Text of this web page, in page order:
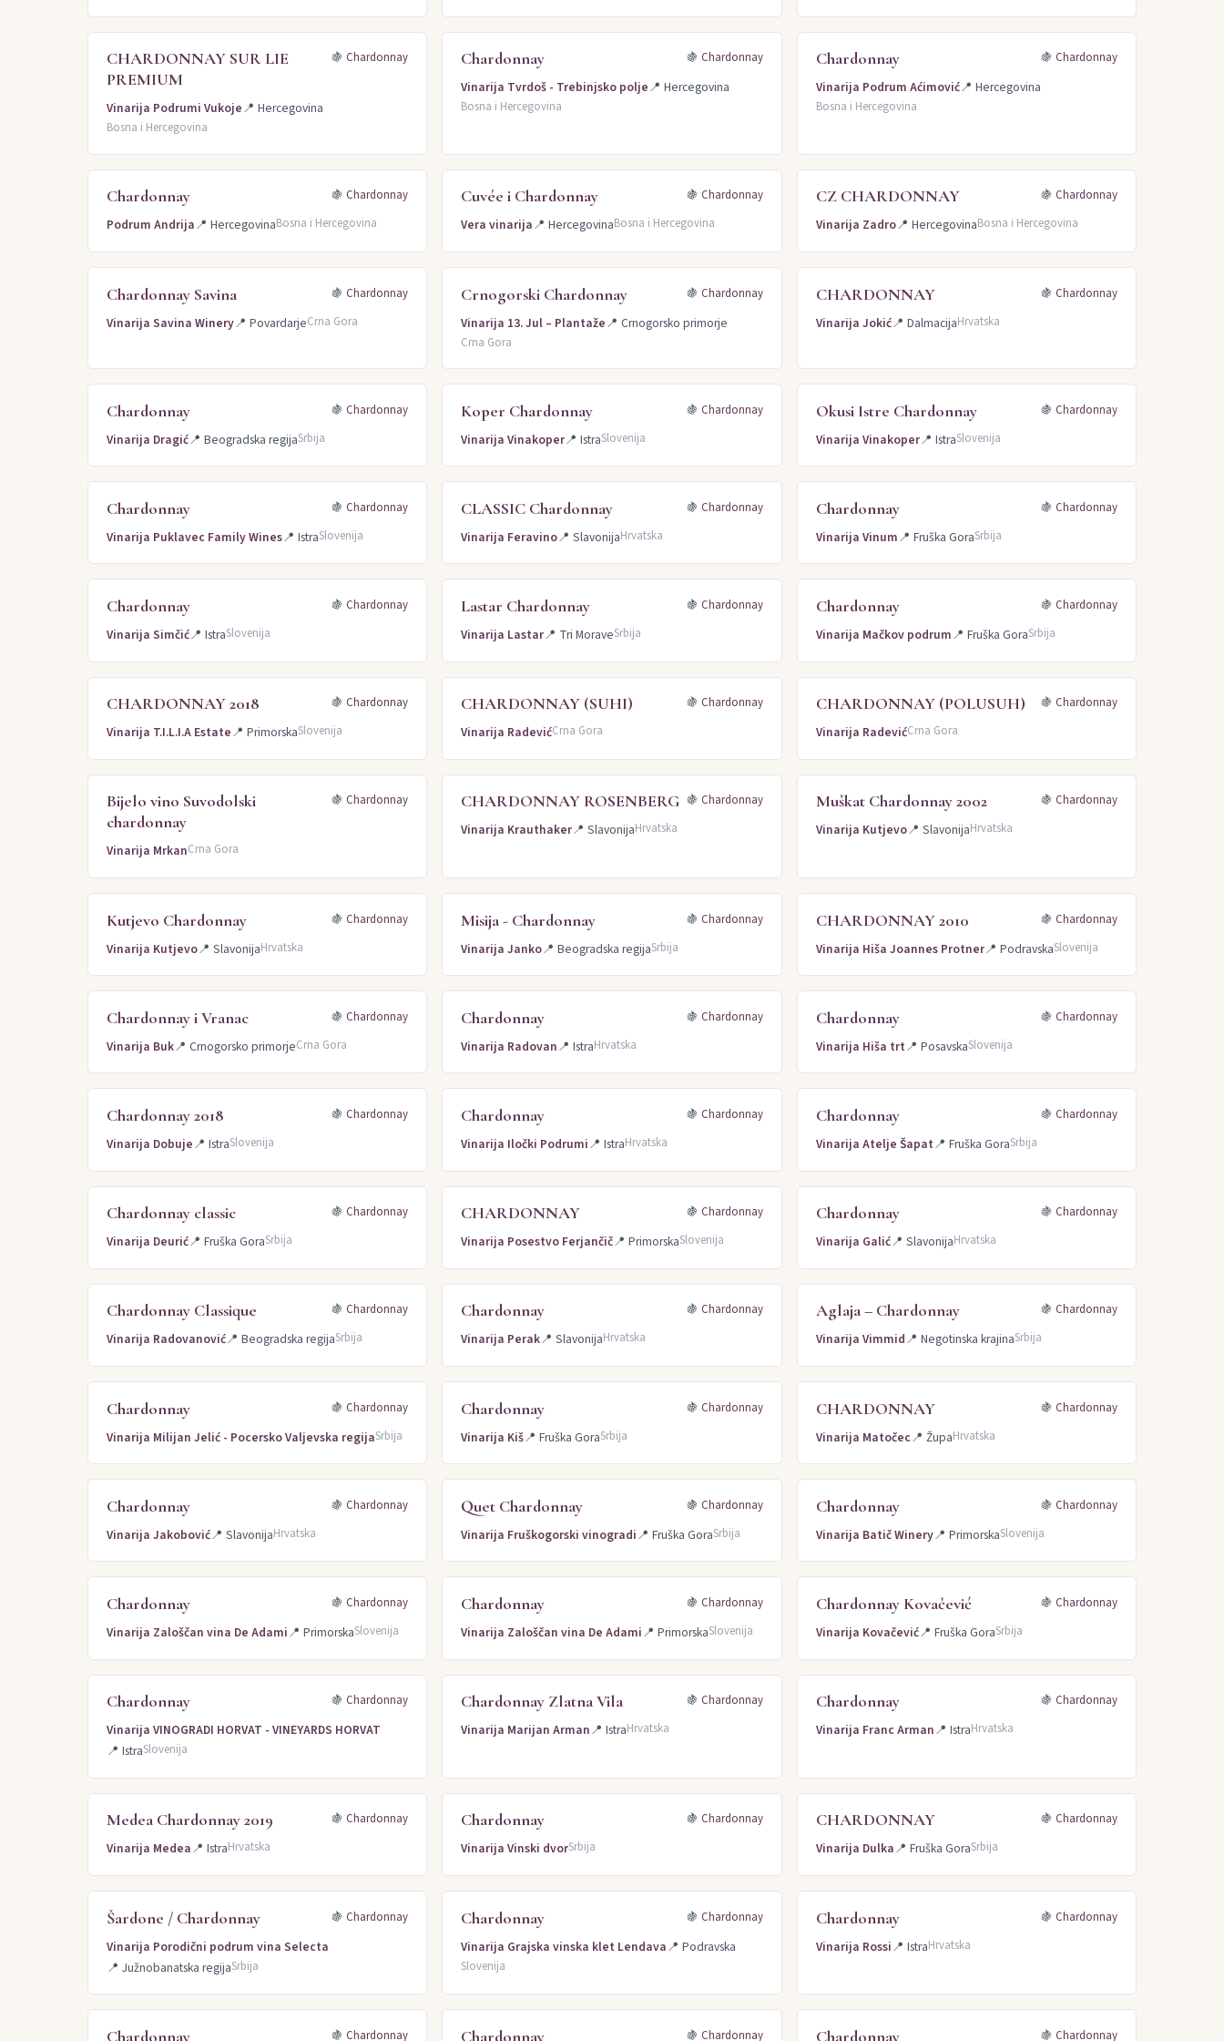
CHARDONNAY SUR LIE
PREMIUM
🍇Chardonnay
Vinarija Podrumi Vukoje📍 Hercegovina
Bosna i Hercegovina
Chardonnay 🍇 Chardonnay
Vinarija Tvrdoš - Trebinjsko polje📍Hercegovina
Bosna i Hercegovina
Chardonnay 🍇 Chardonnay
Vinarija Podrum Aćimović📍 Hercegovina
Bosna i Hercegovina
Chardonnay 🍇Chardonnay
Podrum Andrija📍 HercegovinaBosna i Hercegovina
Cuvée i Chardonnay 🍇 Chardonnay
Vera vinarija📍HercegovinaBosna i Hercegovina
CZ CHARDONNAY 🍇 Chardonnay
Vinarija Zadro📍 HercegovinaBosna i Hercegovina
Chardonnay Savina 🍇Chardonnay
Vinarija Savina Winery📍 PovardarjeCrna Gora
Crnogorski Chardonnay 🍇 Chardonnay
Vinarija 13. Jul – Plantaže📍Crnogorsko primorje
Crna Gora
CHARDONNAY 🍇 Chardonnay
Vinarija Jokić📍 DalmacijaHrvatska
Chardonnay 🍇Chardonnay
Vinarija Dragić📍 Beogradska regijaSrbija
Koper Chardonnay 🍇 Chardonnay
Vinarija Vinakoper📍IstraSlovenija
Okusi Istre Chardonnay 🍇 Chardonnay
Vinarija Vinakoper📍 IstraSlovenija
Chardonnay 🍇Chardonnay
Vinarija Puklavec Family Wines📍 IstraSlovenija
CLASSIC Chardonnay 🍇 Chardonnay
Vinarija Feravino📍SlavonijaHrvatska
Chardonnay 🍇 Chardonnay
Vinarija Vinum📍 Fruška GoraSrbija
Chardonnay 🍇Chardonnay
Vinarija Simčić📍 IstraSlovenija
Lastar Chardonnay 🍇 Chardonnay
Vinarija Lastar📍 Tri MoraveSrbija
Chardonnay 🍇 Chardonnay
Vinarija Mačkov podrum📍 Fruška GoraSrbija
CHARDONNAY 2018 🍇Chardonnay
Vinarija T.I.L.I.A Estate📍 PrimorskaSlovenija
CHARDONNAY (SUHI) 🍇 Chardonnay
Vinarija RadevićCrna Gora
CHARDONNAY (POLUSUH) 🍇 Chardonnay
Vinarija RadevićCrna Gora
Bijelo vino Suvodolski
chardonnay
🍇Chardonnay
Vinarija MrkanCrna Gora
CHARDONNAY ROSENBERG 🍇 Chardonnay
Vinarija Krauthaker📍SlavonijaHrvatska
Muškat Chardonnay 2002 🍇 Chardonnay
Vinarija Kutjevo📍 SlavonijaHrvatska
Kutjevo Chardonnay 🍇Chardonnay
Vinarija Kutjevo📍 SlavonijaHrvatska
Misija - Chardonnay 🍇 Chardonnay
Vinarija Janko📍Beogradska regijaSrbija
CHARDONNAY 2010 🍇 Chardonnay
Vinarija Hiša Joannes Protner📍 PodravskaSlovenija
Chardonnay i Vranac 🍇Chardonnay
Vinarija Buk📍 Crnogorsko primorjeCrna Gora
Chardonnay 🍇 Chardonnay
Vinarija Radovan📍IstraHrvatska
Chardonnay 🍇 Chardonnay
Vinarija Hiša trt📍 PosavskaSlovenija
Chardonnay 2018 🍇Chardonnay
Vinarija Dobuje📍 IstraSlovenija
Chardonnay 🍇 Chardonnay
Vinarija Iločki Podrumi📍IstraHrvatska
Chardonnay 🍇 Chardonnay
Vinarija Atelje Šapat📍 Fruška GoraSrbija
Chardonnay classic 🍇Chardonnay
Vinarija Deurić📍 Fruška GoraSrbija
CHARDONNAY 🍇 Chardonnay
Vinarija Posestvo Ferjančič📍PrimorskaSlovenija
Chardonnay 🍇 Chardonnay
Vinarija Galić📍 SlavonijaHrvatska
Chardonnay Classique 🍇Chardonnay
Vinarija Radovanović📍 Beogradska regijaSrbija
Chardonnay 🍇 Chardonnay
Vinarija Perak📍SlavonijaHrvatska
Aglaja – Chardonnay 🍇 Chardonnay
Vinarija Vimmid📍 Negotinska krajinaSrbija
Chardonnay 🍇Chardonnay
Vinarija Milijan Jelić - Pocersko Valjevska regijaSrbija
Chardonnay 🍇 Chardonnay
Vinarija Kiš📍Fruška GoraSrbija
CHARDONNAY 🍇 Chardonnay
Vinarija Matočec📍 ŽupaHrvatska
Chardonnay 🍇Chardonnay
Vinarija Jakobović📍 SlavonijaHrvatska
Quet Chardonnay 🍇 Chardonnay
Vinarija Fruškogorski vinogradi📍Fruška GoraSrbija
Chardonnay 🍇 Chardonnay
Vinarija Batič Winery📍 PrimorskaSlovenija
Chardonnay 🍇Chardonnay
Vinarija Zaloščan vina De Adami📍 PrimorskaSlovenija
Chardonnay 🍇 Chardonnay
Vinarija Zaloščan vina De Adami📍PrimorskaSlovenija
Chardonnay Kovačević 🍇 Chardonnay
Vinarija Kovačević📍 Fruška GoraSrbija
Chardonnay 🍇Chardonnay
Vinarija VINOGRADI HORVAT - VINEYARDS HORVAT
📍 IstraSlovenija
Chardonnay Zlatna Vila 🍇 Chardonnay
Vinarija Marijan Arman📍IstraHrvatska
Chardonnay 🍇 Chardonnay
Vinarija Franc Arman📍 IstraHrvatska
Medea Chardonnay 2019 🍇Chardonnay
Vinarija Medea📍 IstraHrvatska
Chardonnay 🍇 Chardonnay
Vinarija Vinski dvorSrbija
CHARDONNAY 🍇 Chardonnay
Vinarija Dulka📍 Fruška GoraSrbija
Šardone / Chardonnay 🍇Chardonnay
Vinarija Porodični podrum vina Selecta
📍 Južnobanatska regijaSrbija
Chardonnay 🍇 Chardonnay
Vinarija Grajska vinska klet Lendava📍Podravska
Slovenija
Chardonnay 🍇 Chardonnay
Vinarija Rossi📍 IstraHrvatska
Chardonnay 🍇Chardonnay Chardonnay 🍇 Chardonnay Chardonnay 🍇 Chardonnay